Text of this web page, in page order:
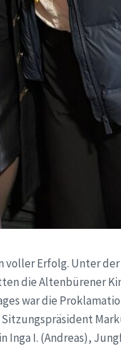
Erfolg. Unter
die Altenbürener
war die
Sitzungspräsident
I. (Andreas),